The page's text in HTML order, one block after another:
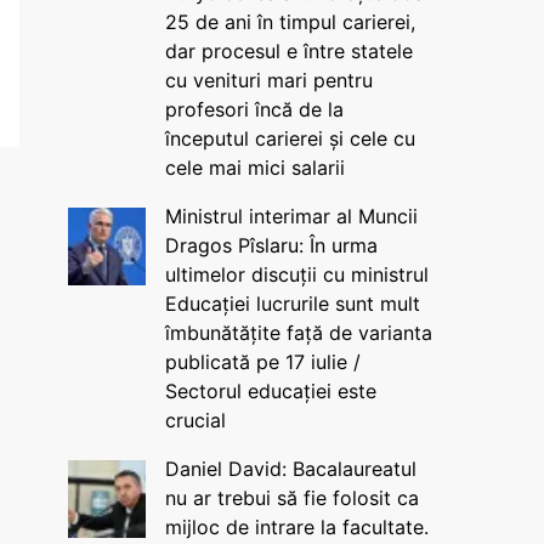
25 de ani în timpul carierei,
dar procesul e între statele
cu venituri mari pentru
profesori încă de la
începutul carierei și cele cu
cele mai mici salarii
Ministrul interimar al Muncii
Dragos Pîslaru: În urma
ultimelor discuții cu ministrul
Educației lucrurile sunt mult
îmbunătățite față de varianta
publicată pe 17 iulie /
Sectorul educației este
crucial
Daniel David: Bacalaureatul
nu ar trebui să fie folosit ca
mijloc de intrare la facultate.